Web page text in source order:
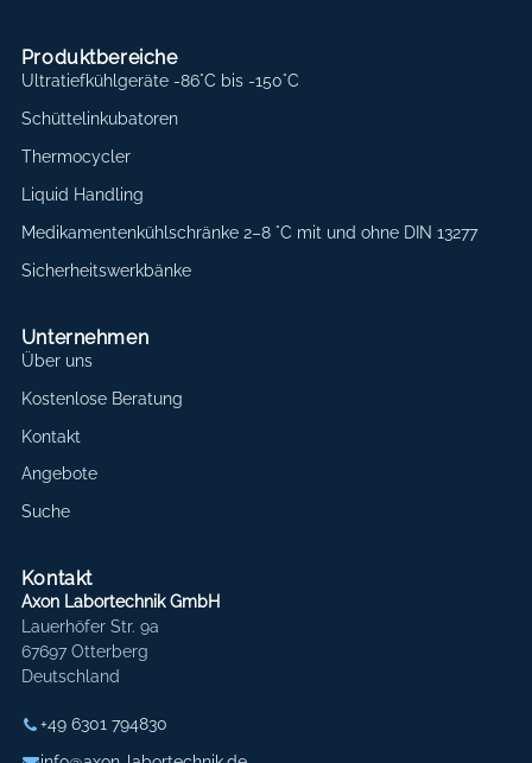
Produktbereiche
Ultratiefkühlgeräte -86°C bis -150°C
Schüttelinkubatoren
Thermocycler
Liquid Handling
Medikamentenkühlschränke 2–8 °C mit und ohne DIN 13277
Sicherheitswerkbänke
Unternehmen
Über uns
Kostenlose Beratung
Kontakt
Angebote
Suche
Kontakt
Axon Labortechnik GmbH
Lauerhöfer Str. 9a
67697 Otterberg
Deutschland
+49 6301 794830